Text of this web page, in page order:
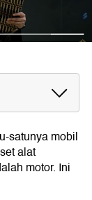
satunya mobil
alat
motor. Ini